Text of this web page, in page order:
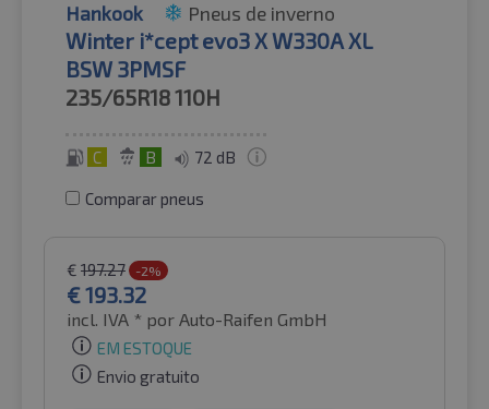
Hankook Pneus de inverno
Winter i*cept evo3 X W330A XL
BSW 3PMSF
235/65R18110H
C B 72 dB
Comparar pneus
€ 197.27 -2%
€193.32
incl. IVA * por Auto-Raifen GmbH
EM ESTOQUE
Envio gratuito